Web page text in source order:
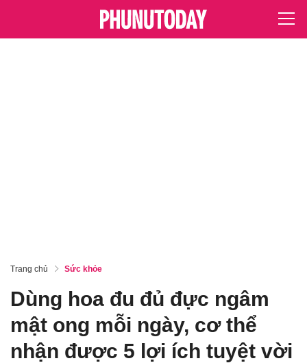
Trang chủ Sức khỏe
Dùng hoa đu đủ đực ngâm
mật ong mỗi ngày, cơ thể
nhận được 5 lợi ích tuyệt vời